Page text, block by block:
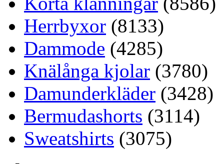
Herrbyxor (8133)
Dammode (4285)
Knälånga kjolar (3780)
Damunderkläder (3428)
Bermudashorts (3114)
Sweatshirts (3075)